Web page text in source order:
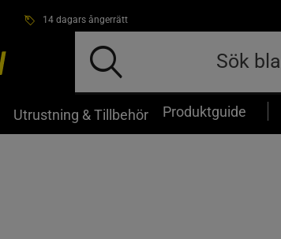
14 dagars ångerrätt
Utrustning & Tillbehör Produktguide